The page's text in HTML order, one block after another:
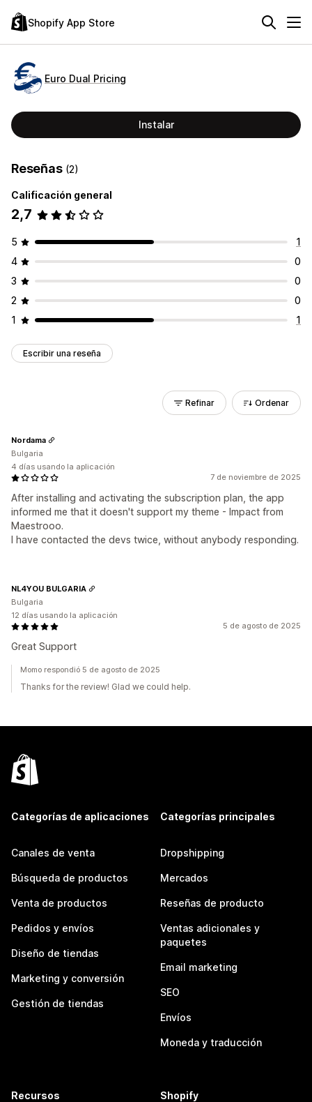
Shopify App Store
Euro Dual Pricing
Instalar
Reseñas (2)
Calificación general
2,7
5
1
4
0
3
0
2
0
1
1
Escribir una reseña
Refinar Ordenar
7 de noviembre de 2025
After installing and activating the subscription plan, the app
informed me that it doesn't support my theme - Impact from
Maestrooo.
I have contacted the devs twice, without anybody responding.
Nordama
Bulgaria
4 días usando la aplicación
5 de agosto de 2025
Great Support
NL4YOU BULGARIA
Bulgaria
12 días usando la aplicación
Momo respondió 5 de agosto de 2025
Thanks for the review! Glad we could help.
Categorías de aplicaciones
Canales de venta
Búsqueda de productos
Venta de productos
Pedidos y envíos
Diseño de tiendas
Marketing y conversión
Gestión de tiendas
Categorías principales
Dropshipping
Mercados
Reseñas de producto
Ventas adicionales y
paquetes
Email marketing
SEO
Envíos
Moneda y traducción
Recursos Shopify